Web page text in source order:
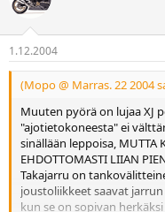
1.12.2004
(Mopo @ Marras. 22 2004
Muuten pyörä on lujaa XJ
"ajotietokoneesta" ei
sinällään leppoisa, MUTTA
EHDOTTOMASTI LIIAN
Takajarru on
joustoliikkeet saavat
kun se on sopivan